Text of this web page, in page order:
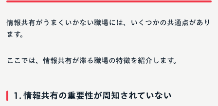
情報共有がうまくいかない職場には、いくつかの共通点があり
ます。
ここでは、情報共有が滞る職場の特徴を紹介します。
1. 情報共有の重要性が周知されていない